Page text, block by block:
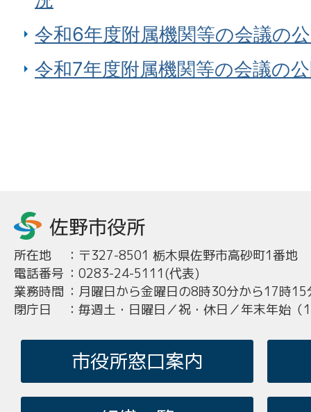
令和6年度附属機関等の会議の
令和7年度附属機関等の会議の
所在地 ： 〒327-8501 栃木県佐野市高砂町1番地
電話番号 ： 0283-24-5111(代表)
業務時間 ： 月曜日から金曜日の8時30分から17時15
閉庁日
： 毎週土・日曜日／祝・休日／年末年始
市役所窓口案内